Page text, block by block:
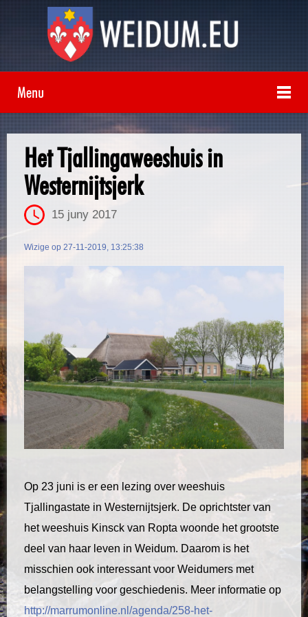
Menu
Het Tjallingaweeshuis in
Westernijtsjerk
15 juny 2017
Wizige op 27-11-2019, 13:25:38
Op 23 juni is er een lezing over weeshuis
Tjallingastate in Westernijtsjerk. De oprichtster van
het weeshuis Kinsck van Ropta woonde het grootste
deel van haar leven in Weidum. Daarom is het
misschien ook interessant voor Weidumers met
belangstelling voor geschiedenis. Meer informatie op
http://marrumonline.nl/agenda/258-het-